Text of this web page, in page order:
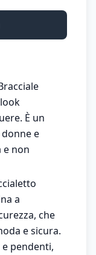
È un
e
e non
a
che
e sicura.
pendenti,